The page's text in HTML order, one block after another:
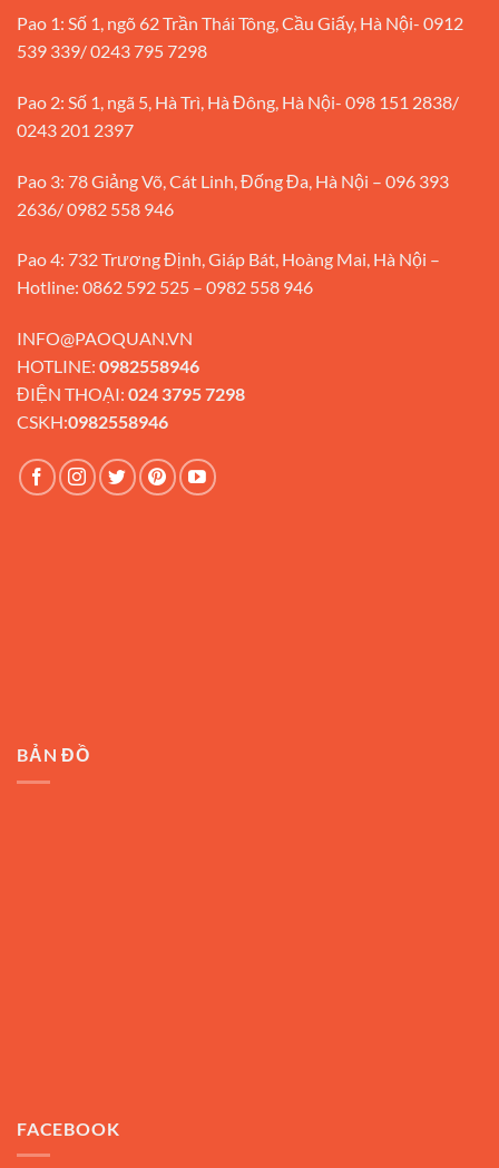
Pao 1: Số 1, ngõ 62 Trần Thái Tông, Cầu Giấy, Hà Nội- 0912
539 339/ 0243 795 7298
Pao 2: Số 1, ngã 5, Hà Trì, Hà Đông, Hà Nội- 098 151 2838/
0243 201 2397
Pao 3: 78 Giảng Võ, Cát Linh, Đống Đa, Hà Nội – 096 393
2636/ 0982 558 946
Pao 4: 732 Trương Định, Giáp Bát, Hoàng Mai, Hà Nội –
Hotline: 0862 592 525 – 0982 558 946
INFO@PAOQUAN.VN
HOTLINE: 0982558946
ĐIỆN THOẠI: 024 3795 7298
CSKH:0982558946
BẢN ĐỒ
FACEBOOK